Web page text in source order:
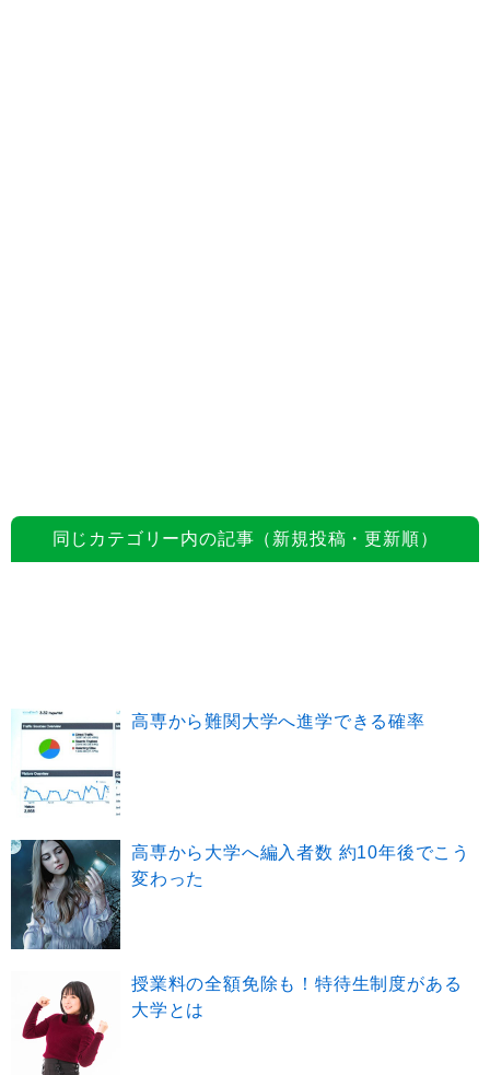
同じカテゴリー内の記事（新規投稿・更新順）
高専から難関大学へ進学できる確率
高専から大学へ編入者数 約10年後でこう
変わった
授業料の全額免除も！特待生制度がある
大学とは